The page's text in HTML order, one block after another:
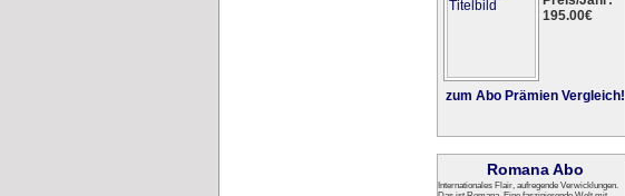
195.00€
zum Abo Prämien Vergleich!
Romana Abo
Internationales Flair, aufregende Verwicklungen.